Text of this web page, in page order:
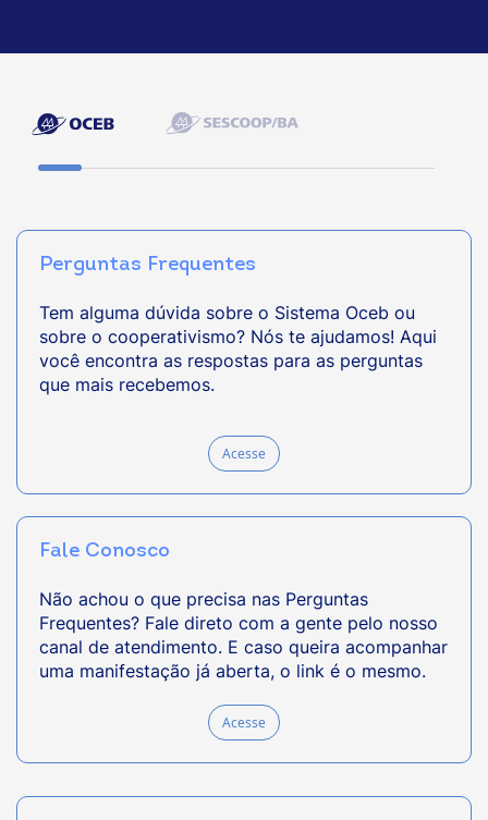
Perguntas Frequentes
Tem alguma dúvida sobre o Sistema Oceb ou
sobre o cooperativismo? Nós te ajudamos! Aqui
você encontra as respostas para as perguntas
que mais recebemos.
Acesse
Fale Conosco
Não achou o que precisa nas Perguntas
Frequentes? Fale direto com a gente pelo nosso
canal de atendimento. E caso queira acompanhar
uma manifestação já aberta, o link é o mesmo.
Acesse